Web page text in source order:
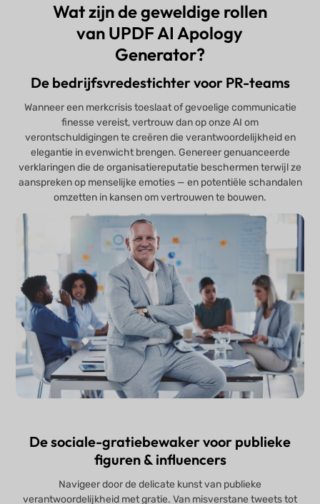
Wat zijn de geweldige rollen
van UPDF AI Apology
Generator?
De bedrijfsvredestichter voor PR-teams
Wanneer een merkcrisis toeslaat of gevoelige communicatie
finesse vereist, vertrouw dan op onze AI om
verontschuldigingen te creëren die verantwoordelijkheid en
elegantie in evenwicht brengen. Genereer genuanceerde
verklaringen die de organisatiereputatie beschermen terwijl ze
aanspreken op menselijke emoties — en potentiële schandalen
omzetten in kansen om vertrouwen te bouwen.
De sociale-gratiebewaker voor publieke
figuren & influencers
Navigeer door de delicate kunst van publieke
verantwoordelijkheid met gratie. Van misverstane tweets tot